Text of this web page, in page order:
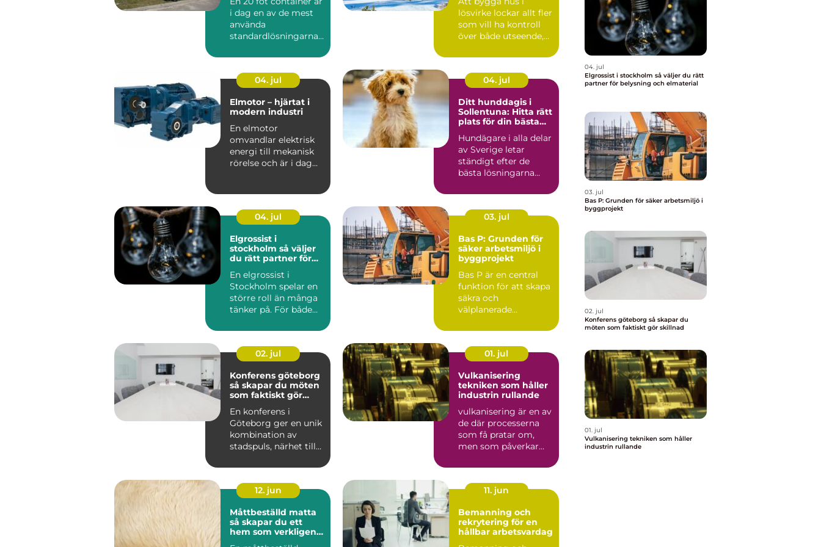
i dag en av de mest
använda
standardlösningarna
lösvirke lockar allt fler
som vill ha kontroll
över både utseende,
04. jul
Elmotor – hjärtat i
modern industri
En elmotor
omvandlar elektrisk
energi till mekanisk
rörelse och är i dag
04. jul
Ditt hunddagis i
Sollentuna: Hitta rätt
plats för din bästa
Hundägare i alla delar
av Sverige letar
ständigt efter de
bästa lösningarna
04. jul
Elgrossist i
stockholm så väljer
du rätt partner för
elmaterial
En elgrossist i
Stockholm spelar en
större roll än många
tänker på. För både
före...
03. jul
Bas P: Grunden för
säker arbetsmiljö i
byggprojekt
Bas P är en central
funktion för att skapa
säkra och
välplanerade
02. jul
Konferens göteborg
så skapar du möten
som faktiskt gör
En konferens i
Göteborg ger en unik
kombination av
stadspuls, närhet till
flexibla m...
01. jul
Vulkanisering
tekniken som håller
industrin rullande
vulkanisering är en av
de där processerna
som få pratar om,
men som påverkar
och...
12. jun
Måttbeställd matta
så skapar du ett
hem som verkligen
11. jun
Bemanning och
rekrytering för en
hållbar arbetsvardag
04. jul
Elgrossist i stockholm så väljer du rätt
partner för belysning och elmaterial
03. jul
Bas P: Grunden för säker arbetsmiljö i
byggprojekt
02. jul
Konferens göteborg så skapar du
möten som faktiskt gör skillnad
01. jul
Vulkanisering tekniken som håller
industrin rullande